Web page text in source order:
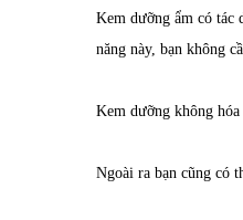
Kem dưỡng ẩm có tác
năng này, bạn không
Kem dưỡng không hóa
Ngoài ra bạn cũng có